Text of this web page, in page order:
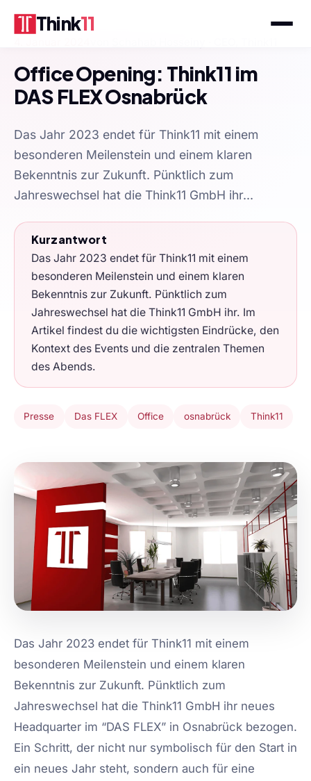
Think11
Office Opening: Think11 im
DAS FLEX Osnabrück
Das Jahr 2023 endet für Think11 mit einem
besonderen Meilenstein und einem klaren
Bekenntnis zur Zukunft. Pünktlich zum
Jahreswechsel hat die Think11 GmbH ihr...
Kurzantwort
Das Jahr 2023 endet für Think11 mit einem
besonderen Meilenstein und einem klaren
Bekenntnis zur Zukunft. Pünktlich zum
Jahreswechsel hat die Think11 GmbH ihr. Im
Artikel findest du die wichtigsten Eindrücke, den
Kontext des Events und die zentralen Themen
des Abends.
Presse Das FLEX Office osnabrück Think11
Das Jahr 2023 endet für Think11 mit einem
besonderen Meilenstein und einem klaren
Bekenntnis zur Zukunft. Pünktlich zum
Jahreswechsel hat die Think11 GmbH ihr neues
Headquarter im “DAS FLEX” in Osnabrück bezogen.
Ein Schritt, der nicht nur symbolisch für den Start in
ein neues Jahr steht, sondern auch für eine